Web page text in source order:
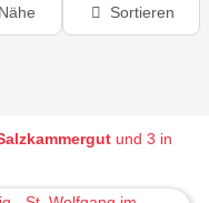
Nähe Sortieren
und 3 in